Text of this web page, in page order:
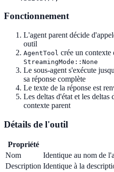
Fonctionnement
L'agent parent décide
outil
AgentTool crée un
StreamingMode::None
Le sous-agent s'exécute
sa réponse complète
Le texte de la réponse est
Les deltas d'état et les deltas
contexte parent
Détails de l'outil
Propriété
Nom
Identique au nom de
Description Identique à la